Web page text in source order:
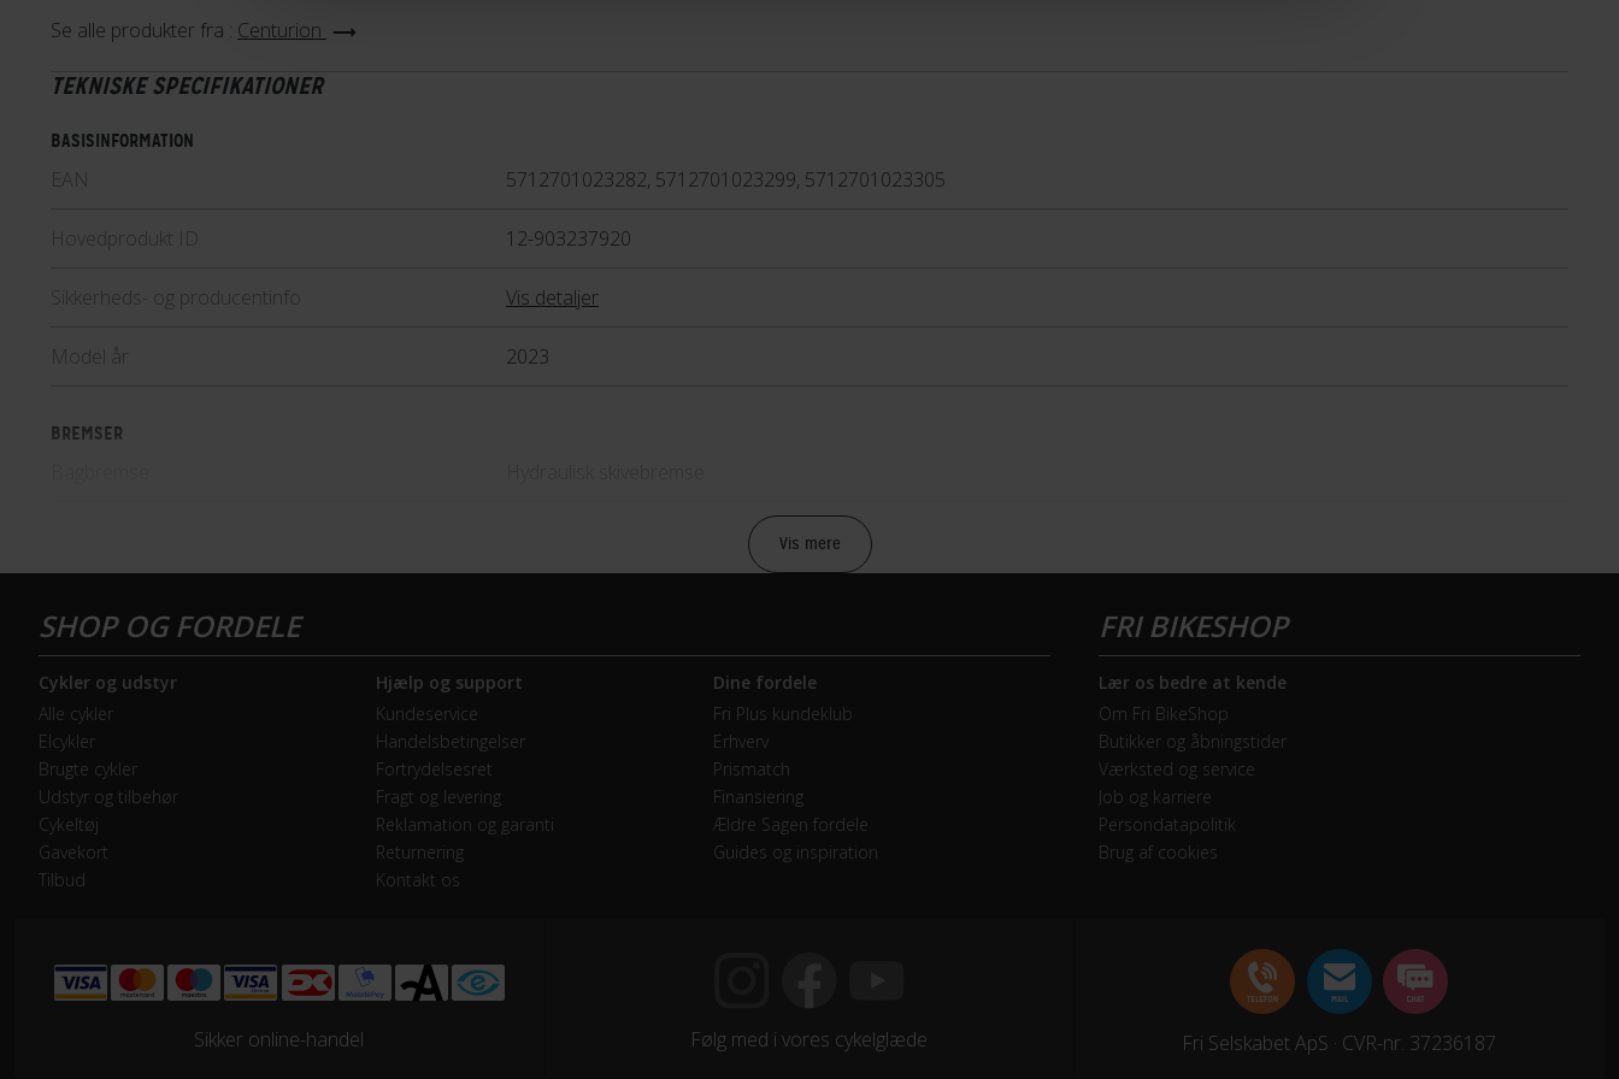
Se alle produkter fra : Centurion
TEKNISKE SPECIFIKATIONER
BASISINFORMATION
EAN 5712701023282, 5712701023299, 5712701023305
Hovedprodukt ID 12-903237920
Sikkerheds- og producentinfo Vis detaljer
Model år 2023
BREMSER
Geargruppe
Geartype
Kranksæt Aluminium sort 42T
Samlet antal gear
Bike Attitude Antipuncture by Panaracer 700Cx35
Vis mere
Cykler og udstyr
Alle cykler
Elcykler
Brugte cykler
Udstyr og tilbehør
Cykeltøj
Gavekort
Tilbud
Hjælp og support
Kundeservice
Handelsbetingelser
Fortrydelsesret
Fragt og levering
Reklamation og garanti
Returnering
Kontakt os
Dine fordele
Fri Plus kundeklub
Erhverv
Prismatch
Finansiering
Ældre Sagen fordele
Guides og inspiration
Lær os bedre at kende
Om Fri BikeShop
Butikker og åbningstider
Værksted og service
Job og karriere
Persondatapolitik
Brug af cookies
Sikker online-handel Følg med i vores cykelglæde Fri Selskabet ApS · CVR-nr. 37236187